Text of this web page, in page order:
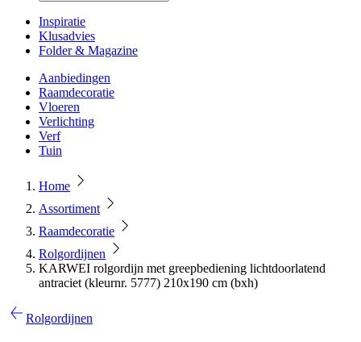
Inspiratie
Klusadvies
Folder & Magazine
Aanbiedingen
Raamdecoratie
Vloeren
Verlichting
Verf
Tuin
Home
Assortiment
Raamdecoratie
Rolgordijnen
KARWEI rolgordijn met greepbediening lichtdoorlatend
antraciet (kleurnr. 5777) 210x190 cm (bxh)
Rolgordijnen